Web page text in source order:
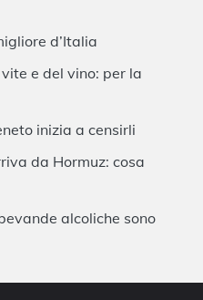
d’Italia
e del vino: per la
inizia a censirli
da Hormuz: cosa
alcoliche sono